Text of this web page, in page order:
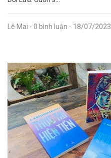
Lê Mai - 0 bình luận - 18/07/2023